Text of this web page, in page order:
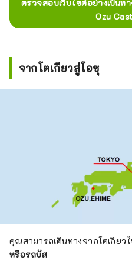
ตรวจสอบเว็บไซต์อย่างเป็นท
Ozu
จากโตเกียวสู่โอซุ
คุณสามารถเดินทางจากโตเกียว
หรือรถบัส